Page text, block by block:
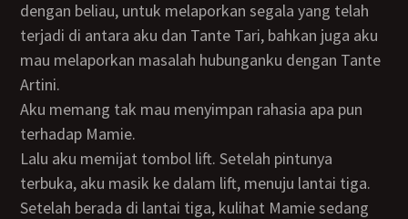
dengan beliau, untuk melaporkan segala yang telah
terjadi di antara aku dan Tante Tari, bahkan juga aku
mau melaporkan masalah hubunganku dengan Tante
Artini.
Aku memang tak mau menyimpan rahasia apa pun
terhadap Mamie.
Lalu aku memijat tombol lift. Setelah pintunya
terbuka, aku masik ke dalam lift, menuju lantai tiga.
Setelah berada di lantai tiga, kulihat Mamie sedang